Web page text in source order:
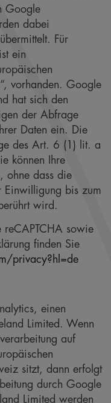
Google
dabei
Für
ein
vorhanden. Google
hat sich den
der Abfrage
Daten ein. Die
des Art. 6 (1) lit. a
können Ihre
ohne dass die
Einwilligung bis zum
wird.
reCAPTCHA sowie
finden Sie
privacy?hl=de
einen
Limited. Wenn
auf
sitzt, dann erfolgt
durch Google
Limited werden